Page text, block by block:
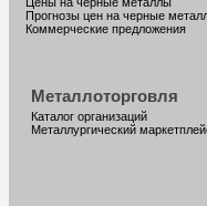
Прогнозы цен на черные
Коммерческие предложения
Металлоторговля
Каталог организаций
Металлургический